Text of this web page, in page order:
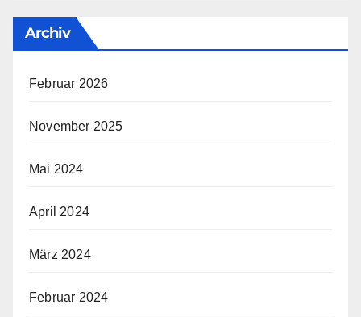
Archiv
Februar 2026
November 2025
Mai 2024
April 2024
März 2024
Februar 2024